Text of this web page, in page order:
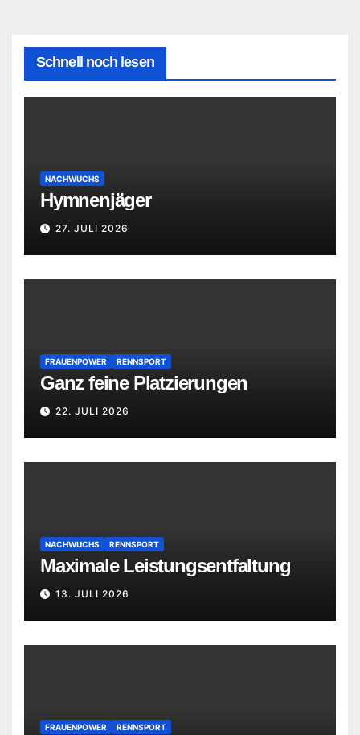
Schnell noch lesen
NACHWUCHS
Hymnenjäger
27. JULI 2026
FRAUENPOWER RENNSPORT
Ganz feine Platzierungen
22. JULI 2026
NACHWUCHS RENNSPORT
Maximale Leistungsentfaltung
13. JULI 2026
FRAUENPOWER RENNSPORT